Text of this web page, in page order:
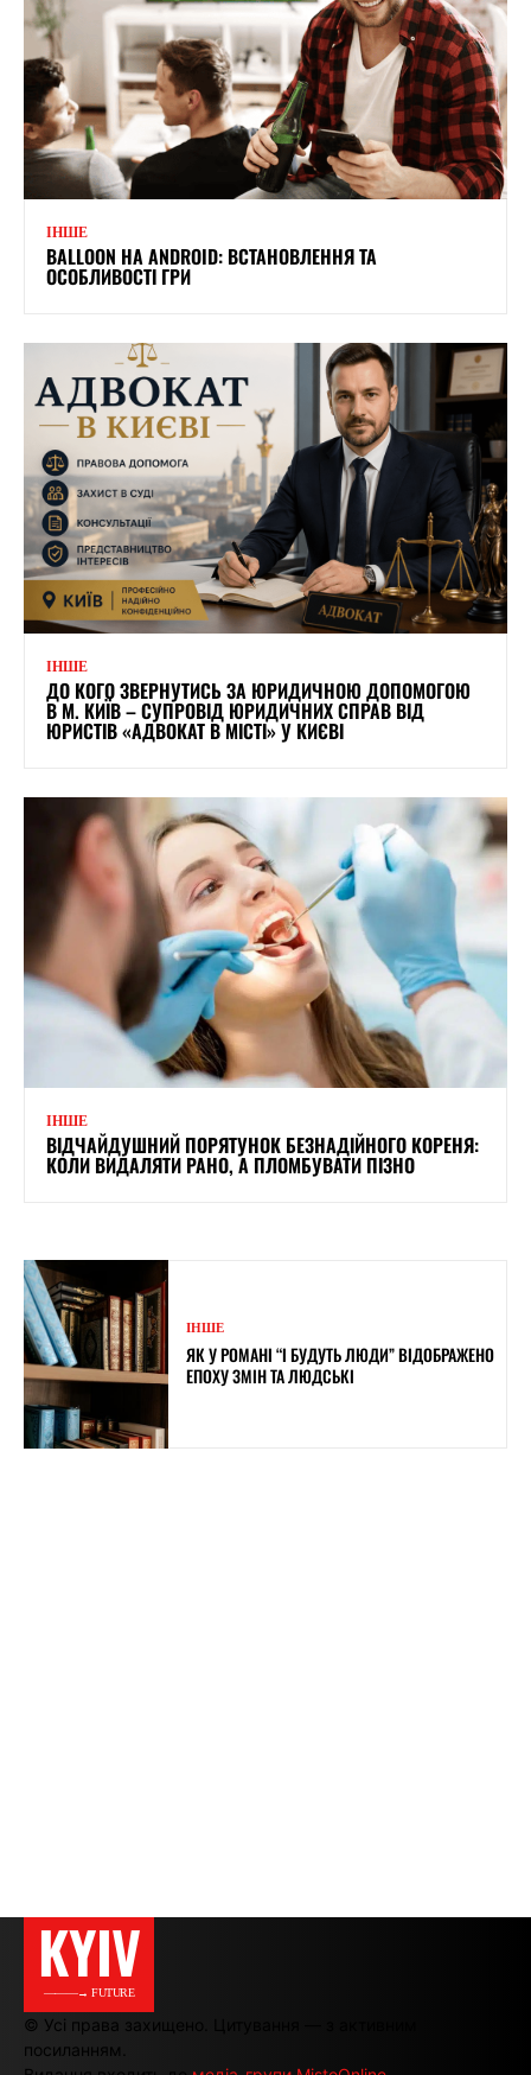
ІНШЕ
BALLOON НА ANDROID: ВСТАНОВЛЕННЯ ТА
ОСОБЛИВОСТІ ГРИ
ІНШЕ
ДО КОГО ЗВЕРНУТИСЬ ЗА ЮРИДИЧНОЮ ДОПОМОГОЮ
В М. КИЇВ – СУПРОВІД ЮРИДИЧНИХ СПРАВ ВІД
ЮРИСТІВ «АДВОКАТ В МІСТІ» У КИЄВІ
ІНШЕ
ВІДЧАЙДУШНИЙ ПОРЯТУНОК БЕЗНАДІЙНОГО КОРЕНЯ:
КОЛИ ВИДАЛЯТИ РАНО, А ПЛОМБУВАТИ ПІЗНО
ІНШЕ
ЯК У РОМАНІ “І БУДУТЬ ЛЮДИ” ВІДОБРАЖЕНО
ЕПОХУ ЗМІН ТА ЛЮДСЬКІ
KYIV
———→ FUTURE
© Усі права захищено. Цитування — з активним
посиланням.